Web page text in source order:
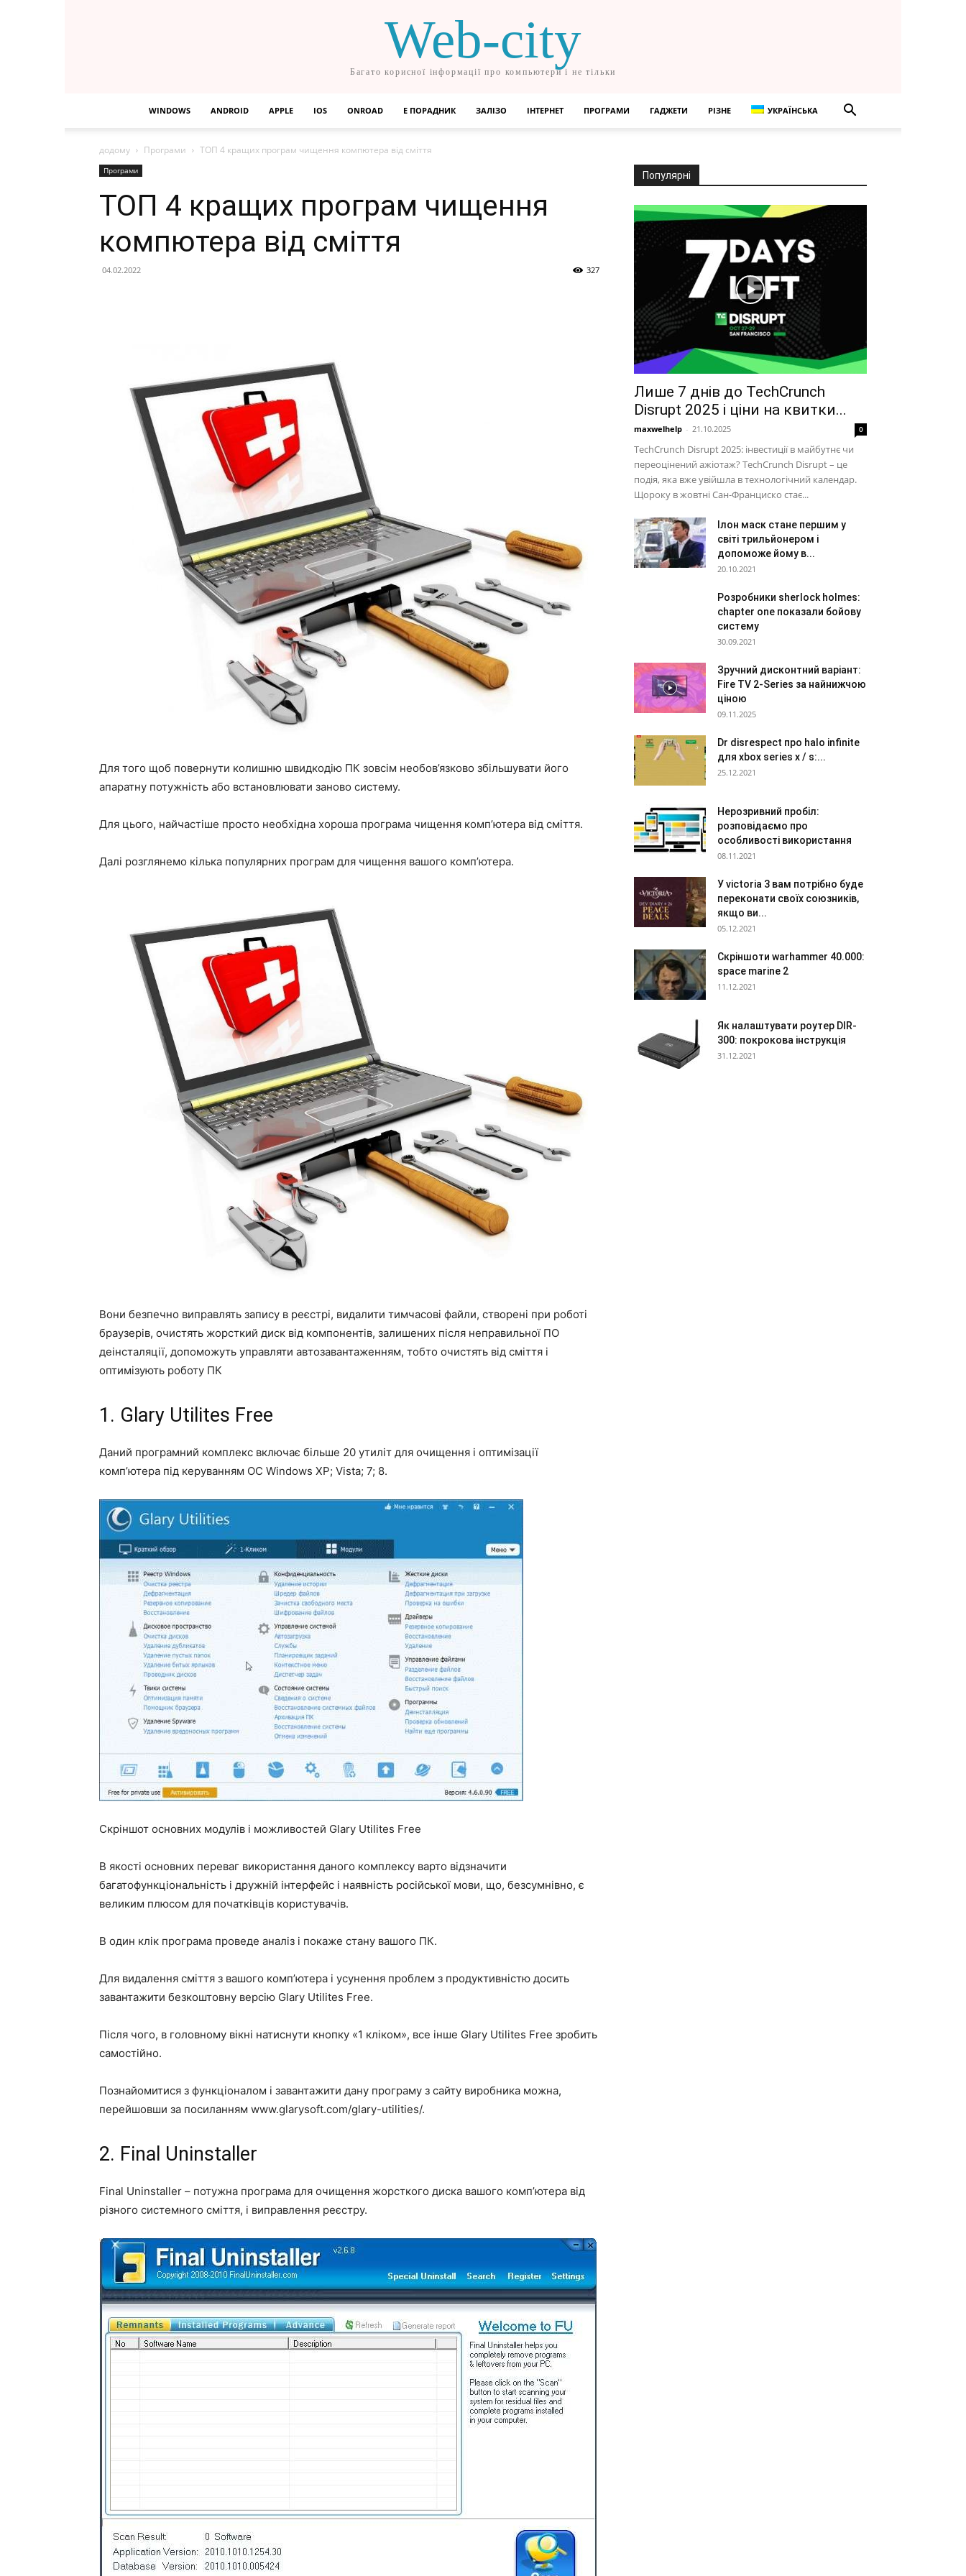
Web-city
Багато корисної інформації про компьютери і не тільки
WINDOWS ANDROID APPLE IOS ONROAD Е ПОРАДНИК ЗАЛІЗО ІНТЕРНЕТ ПРОГРАМИ ГАДЖЕТИ РІЗНЕ УКРАЇНСЬКА
додому Програми ТОП 4 кращих програм чищення компютера від сміття
Програми
ТОП 4 кращих програм чищення
компютера від сміття
04.02.2022 327
Для того щоб повернути колишню швидкодію ПК зовсім необов’язково збільшувати його
апаратну потужність або встановлювати заново систему.
Для цього, найчастіше просто необхідна хороша програма чищення комп’ютера від сміття.
Далі розглянемо кілька популярних програм для чищення вашого комп’ютера.
Вони безпечно виправлять запису в реєстрі, видалити тимчасові файли, створені при роботі
браузерів, очистять жорсткий диск від компонентів, залишених після неправильної ПО
деінсталяції, допоможуть управляти автозавантаженням, тобто очистять від сміття і
оптимізують роботу ПК
1. Glary Utilites Free
Даний програмний комплекс включає більше 20 утиліт для очищення і оптимізації
комп’ютера під керуванням ОС Windows ХР; Vista; 7; 8.
Скріншот основних модулів і можливостей Glary Utilites Free
В якості основних переваг використання даного комплексу варто відзначити
багатофункціональність і дружній інтерфейс і наявність російської мови, що, безсумнівно, є
великим плюсом для початківців користувачів.
В один клік програма проведе аналіз і покаже стану вашого ПК.
Для видалення сміття з вашого комп’ютера і усунення проблем з продуктивністю досить
завантажити безкоштовну версію Glary Utilites Free.
Після чого, в головному вікні натиснути кнопку «1 кліком», все інше Glary Utilites Free зробить
самостійно.
Познайомитися з функціоналом і завантажити дану програму з сайту виробника можна,
перейшовши за посиланням www.glarysoft.com/glary-utilities/.
2. Final Uninstaller
Final Uninstaller – потужна програма для очищення жорсткого диска вашого комп’ютера від
різного системного сміття, і виправлення реєстру.
Популярні
Лише 7 днів до TechCrunch
Disrupt 2025 і ціни на квитки...
maxwelhelp - 21.10.2025 0
TechCrunch Disrupt 2025: інвестиції в майбутнє чи
переоцінений ажіотаж? TechCrunch Disrupt – це
подія, яка вже увійшла в технологічний календар.
Щороку в жовтні Сан-Франциско стає...
Ілон маск стане першим у
світі трильйонером і
допоможе йому в...
20.10.2021
Розробники sherlock holmes:
chapter one показали бойову
систему
30.09.2021
Зручний дисконтний варіант:
Fire TV 2-Series за найнижчою
ціною
09.11.2025
Dr disrespect про halo infinite
для xbox series x / s:...
25.12.2021
Нерозривний пробіл:
розповідаємо про
особливості використання
08.11.2021
У victoria 3 вам потрібно буде
переконати своїх союзників,
якщо ви...
05.12.2021
Скріншоти warhammer 40.000:
space marine 2
11.12.2021
Як налаштувати роутер DIR-
300: покрокова інструкція
31.12.2021